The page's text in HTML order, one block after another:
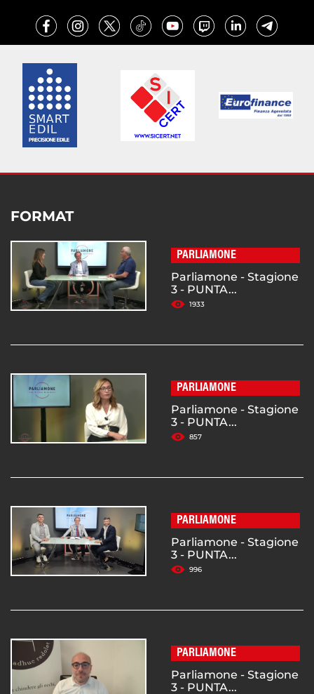
FORMAT
PARLIAMONE
Parliamone - Stagione
3 - PUNTA...
1933
PARLIAMONE
Parliamone - Stagione
3 - PUNTA...
857
PARLIAMONE
Parliamone - Stagione
3 - PUNTA...
996
PARLIAMONE
Parliamone - Stagione
3 - PUNTA...